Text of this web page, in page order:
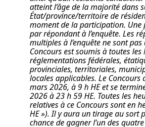
atteint l’âge de la majorité dans
État/province/territoire de
moment de la participation.
par répondant à l’enquête. Les
multiples à l’enquête ne sont pas
Concours est soumis à toutes les
réglementations fédérales,
provinciales, territoriales,
locales applicables. Le Concours
mars 2026, à 9 h HE et se
2026 à 23 h 59 HE. Toutes les
relatives à ce Concours sont en
HE »). Il y aura un tirage au sort
chance de gagner l’un des